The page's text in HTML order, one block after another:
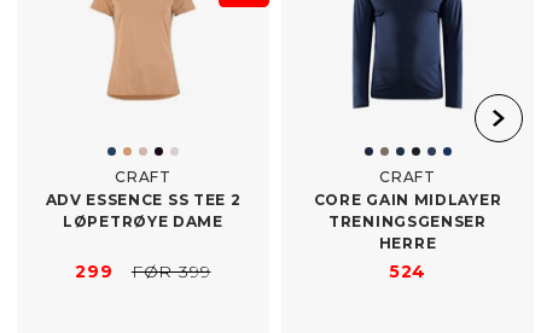
CRAFT
ADV ESSENCE SS TEE 2
LØPETRØYE DAME
299 FØR 399
CRAFT
CORE GAIN MIDLAYER
TRENINGSGENSER
HERRE
524